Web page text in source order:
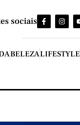
sociais
BELEZALIFESTYLE